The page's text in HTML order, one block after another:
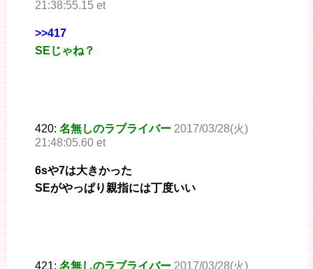
21:38:55.15 et
>>417
SEじゃね？
420: 名無しのラブライバー 2017/03/28(火)
21:48:05.60 et
6sや7は大きかった
SEがやっぱり親指には丁度いい
421: 名無しのラブライバー 2017/03/28(火)